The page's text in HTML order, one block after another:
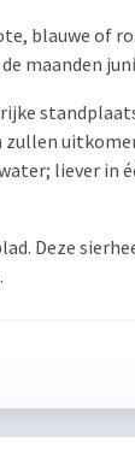
blauwe of
maanden
zullen
liever in
Deze